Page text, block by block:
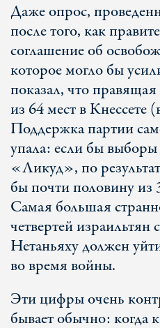
Даже опрос,
после того, как
соглашение об
которое могло бы
показал, что
из 64 мест в Кнессете
Поддержка партии
упала: если бы выборы
«Ликуд», по
бы почти половину из
Самая большая
четвертей израильтян
Нетаньяху должен
во время войны.
Эти цифры очень
бывает обычно: когда